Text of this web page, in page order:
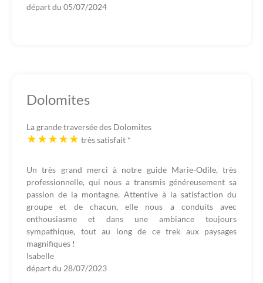
départ du 05/07/2024
Dolomites
La grande traversée des Dolomites
très satisfait *
Un très grand merci à notre guide Marie-Odile, très
professionnelle, qui nous a transmis généreusement sa
passion de la montagne. Attentive à la satisfaction du
groupe et de chacun, elle nous a conduits avec
enthousiasme et dans une ambiance toujours
sympathique, tout au long de ce trek aux paysages
magnifiques !
Isabelle
départ du 28/07/2023